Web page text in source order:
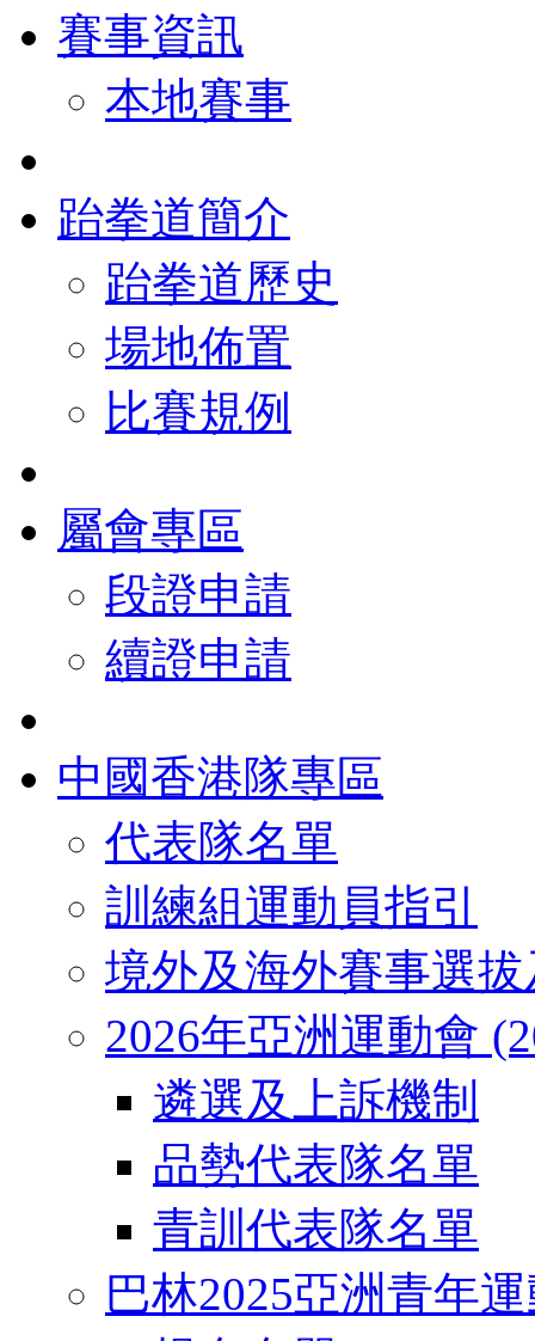
賽事資訊
本地賽事
跆拳道簡介
跆拳道歷史
場地佈置
比賽規例
屬會專區
段證申請
續證申請
中國香港隊專區
代表隊名單
訓練組運動員指引
境外及海外賽事選
2026年亞洲運動會
遴選及上訴機制
品勢代表隊名單
青訓代表隊名單
巴林2025亞洲青年